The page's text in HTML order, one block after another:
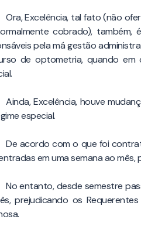
Ora, Excelência, tal fato (não
cobrado), também,
pela má gestão
de optometria, quando em
Ainda, Excelência, houve
especial.
De acordo com o que foi
em uma semana ao mês,
No entanto, desde semestre
prejudicando os